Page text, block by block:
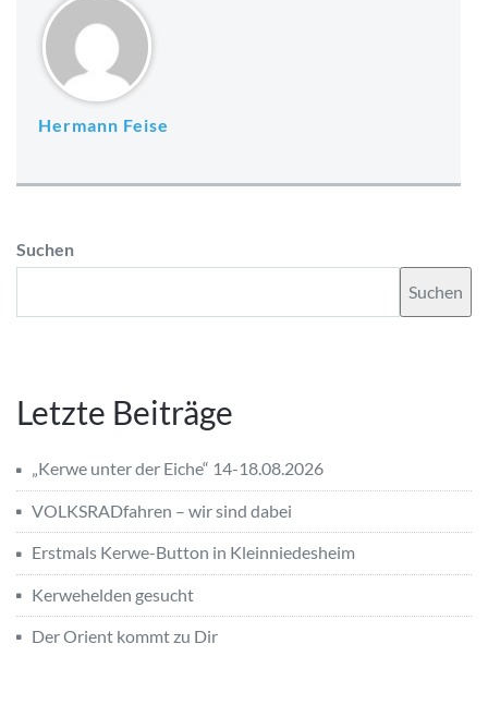
Hermann Feise
Suchen
Suchen
Letzte Beiträge
„Kerwe unter der Eiche“ 14-18.08.2026
VOLKSRADfahren – wir sind dabei
Erstmals Kerwe-Button in Kleinniedesheim
Kerwehelden gesucht
Der Orient kommt zu Dir